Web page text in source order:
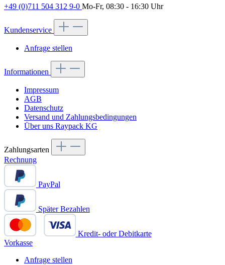
+49 (0)711 504 312 9-0 Mo-Fr, 08:30 - 16:30 Uhr
Kundenservice
Anfrage stellen
Informationen
Impressum
AGB
Datenschutz
Versand und Zahlungsbedingungen
Über uns Raypack KG
Zahlungsarten
Rechnung
PayPal
Später Bezahlen
Kredit- oder Debitkarte
Vorkasse
Anfrage stellen